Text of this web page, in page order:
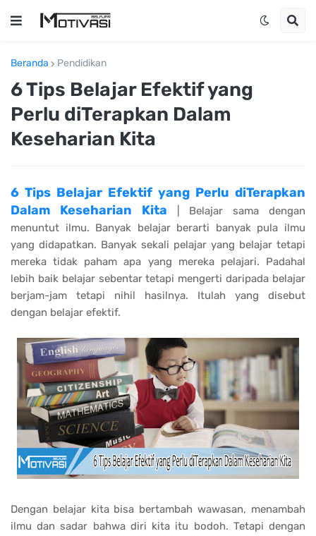
Beranda Pendidikan
6 Tips Belajar Efektif yang
Perlu diTerapkan Dalam
Keseharian Kita
6 Tips Belajar Efektif yang Perlu diTerapkan
Dalam Keseharian Kita | Belajar sama dengan
menuntut ilmu. Banyak belajar berarti banyak pula ilmu
yang didapatkan. Banyak sekali pelajar yang belajar tetapi
mereka tidak paham apa yang mereka pelajari. Padahal
lebih baik belajar sebentar tetapi mengerti daripada belajar
berjam-jam tetapi nihil hasilnya. Itulah yang disebut
dengan belajar efektif.
Dengan belajar kita bisa bertambah wawasan, menambah
ilmu dan sadar bahwa diri kita itu bodoh. Tetapi dengan